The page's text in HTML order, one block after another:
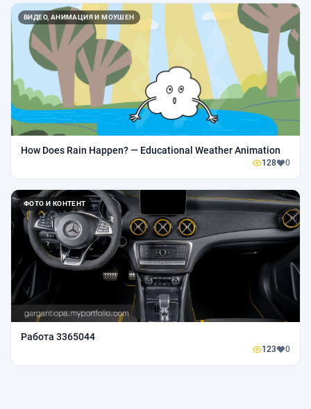
ВИДЕО, АНИМАЦИЯ И МОУШЕН
How Does Rain Happen? — Educational Weather Animation
128 0
ФОТО И КОНТЕНТ
Работа 3365044
123 0